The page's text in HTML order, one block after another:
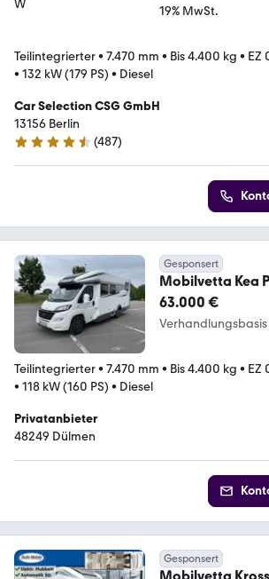
19% MwSt.
Teilintegrierter• 7.470 mm • Bis 4.400 kg • EZ
• 132 kW (179 PS) • Diesel
Car Selection CSG GmbH
13156 Berlin
4.4 Sterne
(487)
Gesponsert
Mobilvetta Kea
63.000 €
Verhandlungsbasis
Teilintegrierter• 7.470 mm • Bis 4.400 kg • EZ
• 118 kW (160 PS) • Diesel
Privatanbieter
48249 Dülmen
Gesponsert